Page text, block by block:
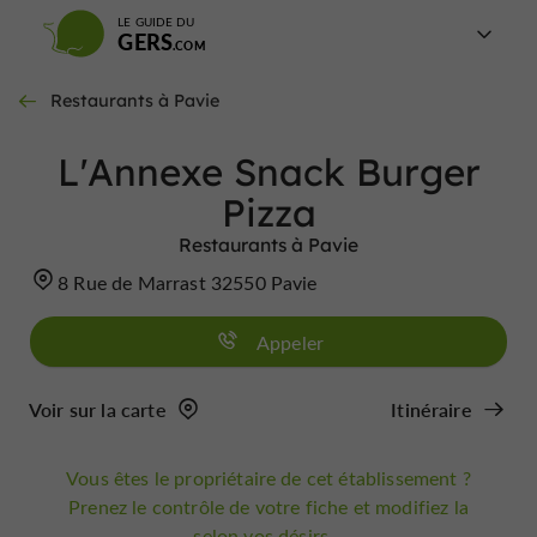
LE GUIDE DU
GERS
Restaurants à Pavie
L'Annexe Snack Burger
Pizza
Restaurants à Pavie
8 Rue de Marrast 32550 Pavie
Appeler
Voir sur la carte Itinéraire
Vous êtes le propriétaire de cet établissement ?
Prenez le contrôle de votre fiche et modifiez la